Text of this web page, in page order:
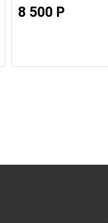
8 500 Р